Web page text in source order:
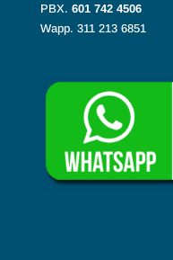
PBX. 601 742 4506
Wapp. 311 213 6851